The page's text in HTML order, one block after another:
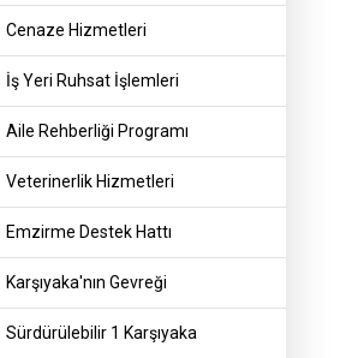
Cenaze Hizmetleri
İş Yeri Ruhsat İşlemleri
Aile Rehberliği Programı
Veterinerlik Hizmetleri
Emzirme Destek Hattı
Karşıyaka'nın Gevreği
Sürdürülebilir 1 Karşıyaka